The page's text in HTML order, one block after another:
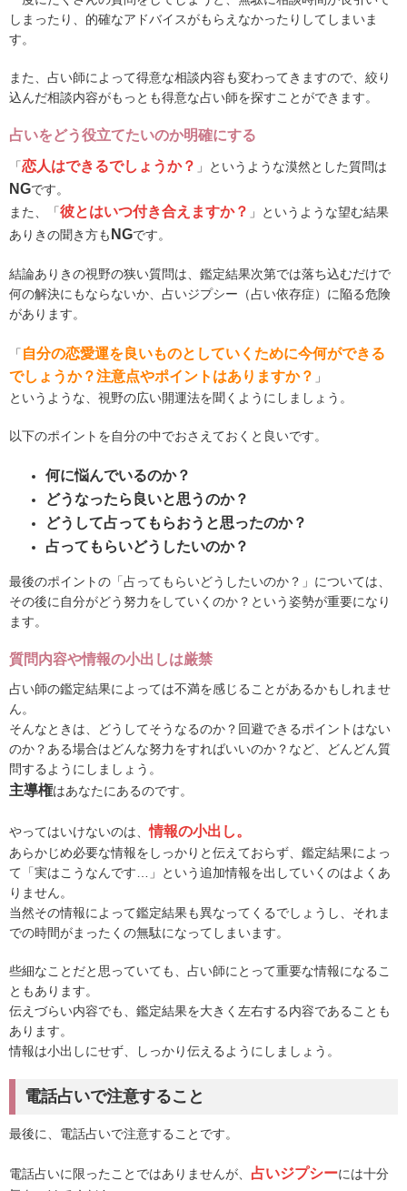
しまったり、的確なアドバイスがもらえなかったりしてしまいま
す。
また、占い師によって得意な相談内容も変わってきますので、絞り
込んだ相談内容がもっとも得意な占い師を探すことができます。
占いをどう役立てたいのか明確にする
「恋人はできるでしょうか？ 」というような漠然とした質問は
NGです。
また、「彼とはいつ付き合えますか？ 」というような望む結果
ありきの聞き方も NGです。
結論ありきの視野の狭い質問は、鑑定結果次第では落ち込むだけで
何の解決にもならないか、占いジプシー（占い依存症）に陥る危険
があります。
「 自分の恋愛運を良いものとしていくために今何ができる
でしょうか？注意点やポイントはありますか？ 」
というような、視野の広い開運法を聞くようにしましょう。
以下のポイントを自分の中でおさえておくと良いです。
何に悩んでいるのか？
どうなったら良いと思うのか？
どうして占ってもらおうと思ったのか？
占ってもらいどうしたいのか？
最後のポイントの「占ってもらいどうしたいのか？」については、
その後に自分がどう努力をしていくのか？という姿勢が重要になり
ます。
質問内容や情報の小出しは厳禁
占い師の鑑定結果によっては不満を感じることがあるかもしれませ
ん。
そんなときは、どうしてそうなるのか？回避できるポイントはない
のか？ある場合はどんな努力をすればいいのか？など、どんどん質
問するようにしましょう。
主導権はあなたにあるのです。
やってはいけないのは、情報の小出し。
あらかじめ必要な情報をしっかりと伝えておらず、鑑定結果によっ
て「実はこうなんです…」という追加情報を出していくのはよくあ
りません。
当然その情報によって鑑定結果も異なってくるでしょうし、それま
での時間がまったくの無駄になってしまいます。
些細なことだと思っていても、占い師にとって重要な情報になるこ
ともあります。
伝えづらい内容でも、鑑定結果を大きく左右する内容であることも
あります。
情報は小出しにせず、しっかり伝えるようにしましょう。
電話占いで注意すること
最後に、電話占いで注意することです。
電話占いに限ったことではありませんが、 占いジプシーには十分